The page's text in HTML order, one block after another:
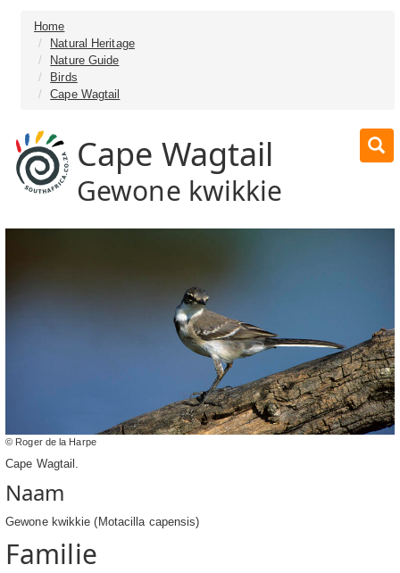
Home
Natural Heritage
Nature Guide
Birds
Cape Wagtail
Cape Wagtail
Gewone kwikkie
© Roger de la Harpe
Cape Wagtail.
Naam
Gewone kwikkie (Motacilla capensis)
Familie